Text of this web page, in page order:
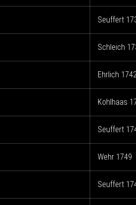
Seuffert
Schleich
Ehrlich
Kohlhaas
Seuffert
Wehr 1749
Seuffert